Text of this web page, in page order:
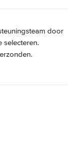
door
selecteren.